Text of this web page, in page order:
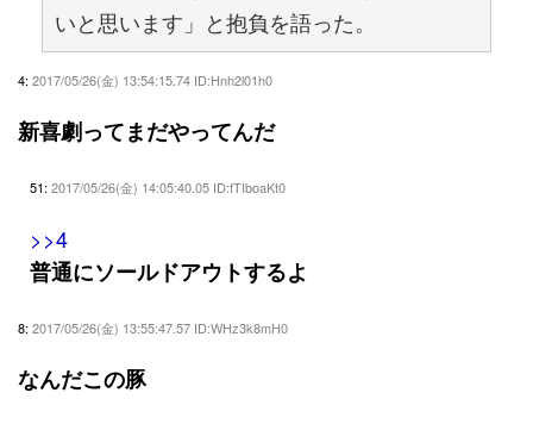
いと思います」と抱負を語った。
4: 2017/05/26(金) 13:54:15.74 ID:Hnh2l01h0
新喜劇ってまだやってんだ
51: 2017/05/26(金) 14:05:40.05 ID:fTIboaKt0
>>4
普通にソールドアウトするよ
8: 2017/05/26(金) 13:55:47.57 ID:WHz3k8mH0
なんだこの豚